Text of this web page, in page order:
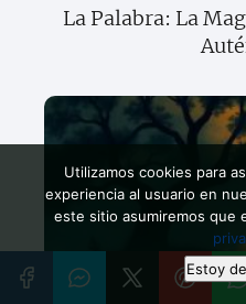
La Palabra: La
La Soledad: La
Utilizamos cookies para
experiencia al usuario en
este sitio asumiremos que
Estoy